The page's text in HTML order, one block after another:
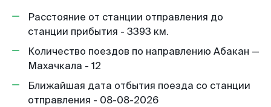
Расстояние от станции отправления до
станции прибытия - 3393 км.
Количество поездов по направлению Абакан —
Махачкала - 12
Ближайшая дата отбытия поезда со станции
отправления - 08-08-2026